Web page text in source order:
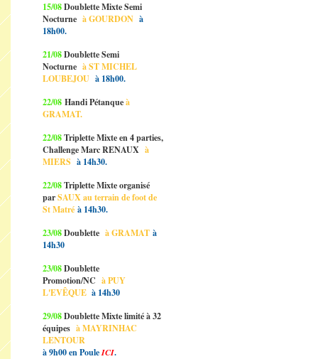
15/08Doublette Mixte Semi
Nocturne à GOURDON à
18h00.
21/08Doublette Semi
Nocturne à ST MICHEL
LOUBEJOU à 18h00.
22/08 Handi Pétanqueà
GRAMAT.
22/08Triplette Mixte en 4 parties,
Challenge Marc RENAUX à
MIERS à 14h30.
22/08Triplette Mixte organisé
parSAUX au terrain de foot de
St Matré à 14h30.
23/08Doublette à GRAMAT à
14h30
23/08Doublette
Promotion/NC à PUY
L'EVÊQUE à 14h30
29/08Doublette Mixte limité à 32
équipes à MAYRINHAC
LENTOUR
à 9h00 en PouleICI.